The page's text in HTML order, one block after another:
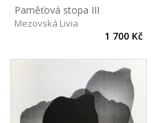
Paměťová stopa III
Mezovská Livia
1 700 Kč